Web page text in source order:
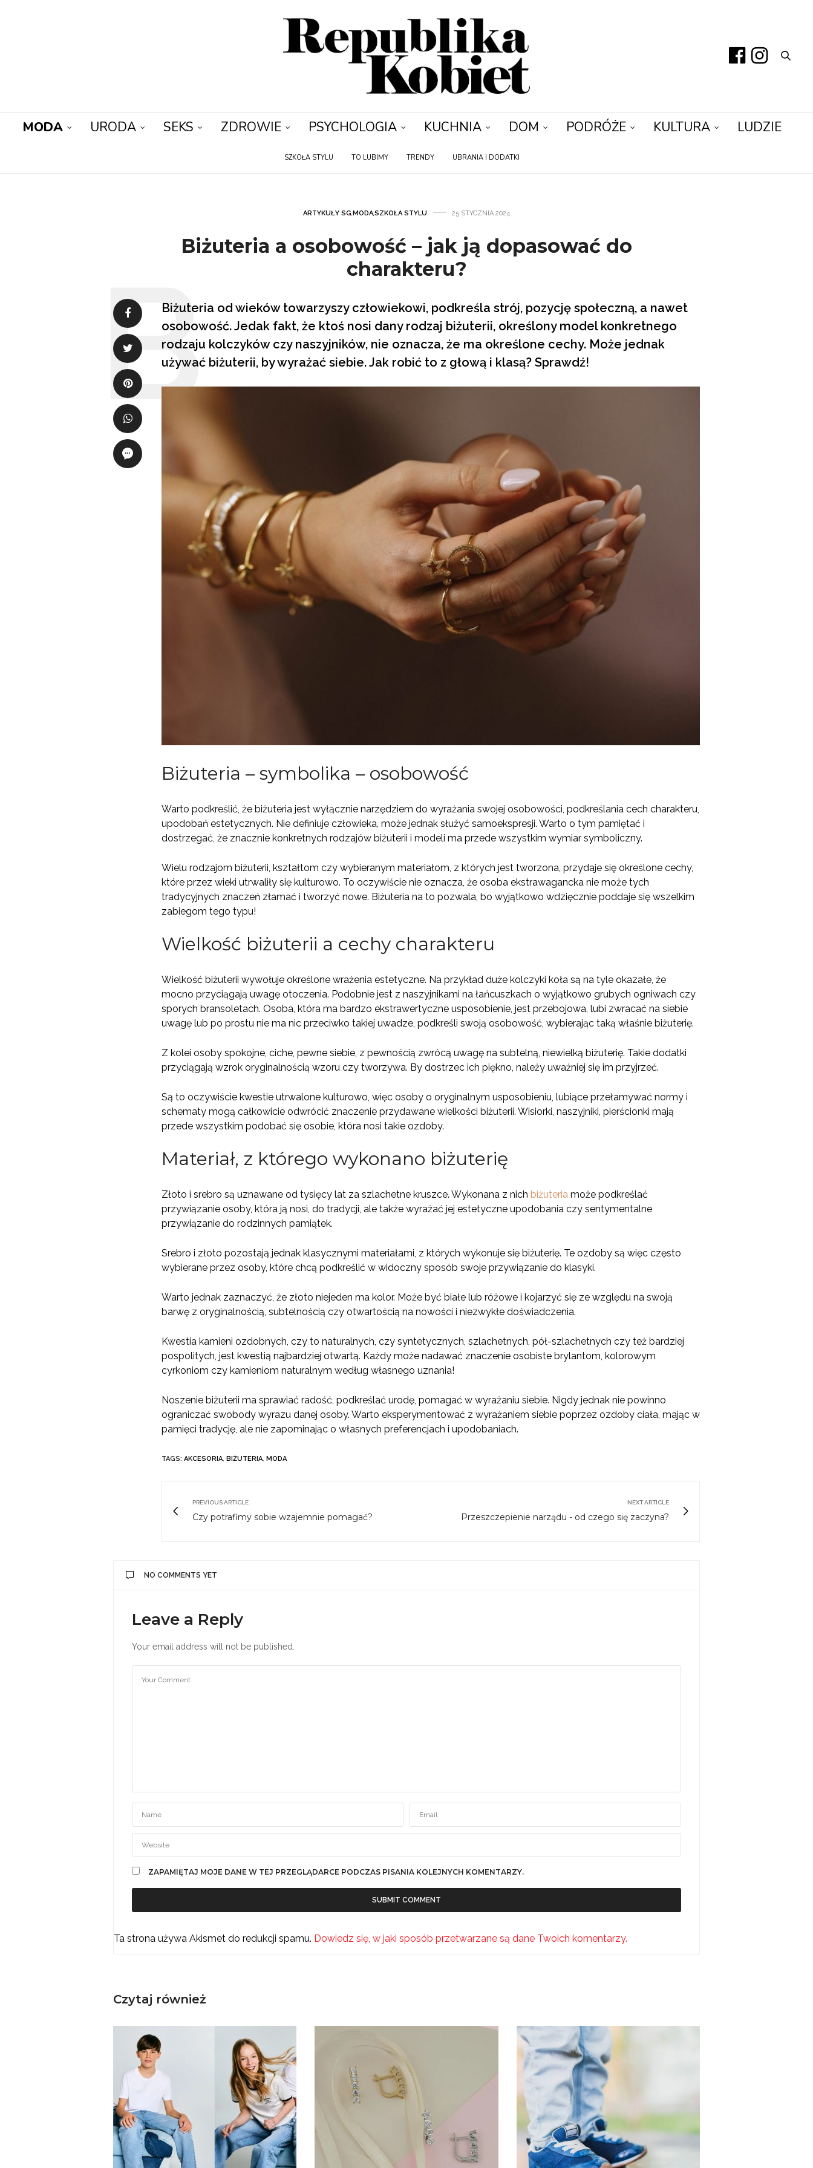
MODA URODA SEKS ZDROWIE PSYCHOLOGIA KUCHNIA DOM PODRÓŻE KULTURA LUDZIE
SZKOŁA STYLU TO LUBIMY TRENDY UBRANIA I DODATKI
ARTYKUŁY SG,MODA,SZKOŁA STYLU 25 STYCZNIA 2024
Biżuteria a osobowość – jak ją dopasować do
charakteru?
Biżuteria od wieków towarzyszy człowiekowi, podkreśla strój, pozycję społeczną, a nawet
osobowość. Jedak fakt, że ktoś nosi dany rodzaj biżuterii, określony model konkretnego
rodzaju kolczyków czy naszyjników, nie oznacza, że ma określone cechy. Może jednak
używać biżuterii, by wyrażać siebie. Jak robić to z głową i klasą? Sprawdź!
Biżuteria – symbolika – osobowość
Warto podkreślić, że biżuteria jest wyłącznie narzędziem do wyrażania swojej osobowości, podkreślania cech charakteru,
upodobań estetycznych. Nie definiuje człowieka, może jednak służyć samoekspresji. Warto o tym pamiętać i
dostrzegać, że znacznie konkretnych rodzajów biżuterii i modeli ma przede wszystkim wymiar symboliczny.
Wielu rodzajom biżuterii, kształtom czy wybieranym materiałom, z których jest tworzona, przydaje się określone cechy,
które przez wieki utrwaliły się kulturowo. To oczywiście nie oznacza, że osoba ekstrawagancka nie może tych
tradycyjnych znaczeń złamać i tworzyć nowe. Biżuteria na to pozwala, bo wyjątkowo wdzięcznie poddaje się wszelkim
zabiegom tego typu!
Wielkość biżuterii a cechy charakteru
Wielkość biżuterii wywołuje określone wrażenia estetyczne. Na przykład duże kolczyki koła są na tyle okazałe, że
mocno przyciągają uwagę otoczenia. Podobnie jest z naszyjnikami na łańcuszkach o wyjątkowo grubych ogniwach czy
sporych bransoletach. Osoba, która ma bardzo ekstrawertyczne usposobienie, jest przebojowa, lubi zwracać na siebie
uwagę lub po prostu nie ma nic przeciwko takiej uwadze, podkreśli swoją osobowość, wybierając taką właśnie biżuterię.
Z kolei osoby spokojne, ciche, pewne siebie, z pewnością zwrócą uwagę na subtelną, niewielką biżuterię. Takie dodatki
przyciągają wzrok oryginalnością wzoru czy tworzywa. By dostrzec ich piękno, należy uważniej się im przyjrzeć.
Są to oczywiście kwestie utrwalone kulturowo, więc osoby o oryginalnym usposobieniu, lubiące przełamywać normy i
schematy mogą całkowicie odwrócić znaczenie przydawane wielkości biżuterii. Wisiorki, naszyjniki, pierścionki mają
przede wszystkim podobać się osobie, która nosi takie ozdoby.
Materiał, z którego wykonano biżuterię
Złoto i srebro są uznawane od tysięcy lat za szlachetne kruszce. Wykonana z nich biżuteria może podkreślać
przywiązanie osoby, która ją nosi, do tradycji, ale także wyrażać jej estetyczne upodobania czy sentymentalne
przywiązanie do rodzinnych pamiątek.
Srebro i złoto pozostają jednak klasycznymi materiałami, z których wykonuje się biżuterię. Te ozdoby są więc często
wybierane przez osoby, które chcą podkreślić w widoczny sposób swoje przywiązanie do klasyki.
Warto jednak zaznaczyć, że złoto niejeden ma kolor. Może być białe lub różowe i kojarzyć się ze względu na swoją
barwę z oryginalnością, subtelnością czy otwartością na nowości i niezwykłe doświadczenia.
Kwestia kamieni ozdobnych, czy to naturalnych, czy syntetycznych, szlachetnych, pół-szlachetnych czy też bardziej
pospolitych, jest kwestią najbardziej otwartą. Każdy może nadawać znaczenie osobiste brylantom, kolorowym
cyrkoniom czy kamieniom naturalnym według własnego uznania!
Noszenie biżuterii ma sprawiać radość, podkreślać urodę, pomagać w wyrażaniu siebie. Nigdy jednak nie powinno
ograniczać swobody wyrazu danej osoby. Warto eksperymentować z wyrażaniem siebie poprzez ozdoby ciała, mając w
pamięci tradycję, ale nie zapominając o własnych preferencjach i upodobaniach.
TAGS: AKCESORIA, BIŻUTERIA, MODA
PREVIOUS ARTICLE
Czy potrafimy sobie wzajemnie pomagać?
NEXT ARTICLE
Przeszczepienie narządu - od czego się zaczyna?
NO COMMENTS YET
Leave a Reply
Your email address will not be published.
ZAPAMIĘTAJ MOJE DANE W TEJ PRZEGLĄDARCE PODCZAS PISANIA KOLEJNYCH KOMENTARZY.
Ta strona używa Akismet do redukcji spamu. Dowiedz się, w jaki sposób przetwarzane są dane Twoich komentarzy.
Czytaj również